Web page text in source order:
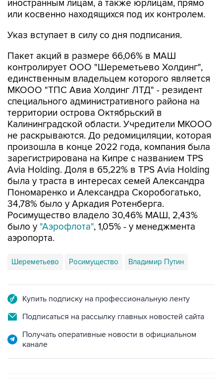
Указ вступает в силу со дня подписания.
Пакет акций в размере 66,06% в МАШ
единственным владельцем которого является
МКООО "ТПС Авиа Холдинг ЛТД" - резидент
специального административного района на
территории острова Октябрьский в
Калининградской области. Учредители МКООО
не раскрываются. До редомициляции, которая
произошла в конце 2022 года, компания была
зарегистрирована на Кипре с названием TPS
Avia Holding. Доля в 65,22% в TPS Avia Holding
была у траста в интересах семей Александра
Пономаренко и Александра Скоробогатько,
34,78% было у Аркадия Ротенберга.
Росимущество владело 30,46% МАШ, 2,43%
было у "Аэрофлота", 1,05% - у менеджмента
аэропорта.
Шереметьево
Подписаться на рассылку главных новостей сайта
Получать оперативные новости в официальном
канале